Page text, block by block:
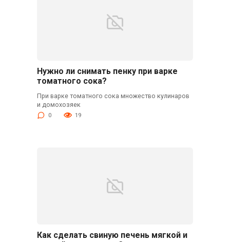
Нужно ли снимать пенку при варке
томатного сока?
При варке томатного сока множество кулинаров
и домохозяек
0 19
Как сделать свиную печень мягкой и